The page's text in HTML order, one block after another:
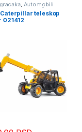
, Automobili
Igračke
teleskop
021412